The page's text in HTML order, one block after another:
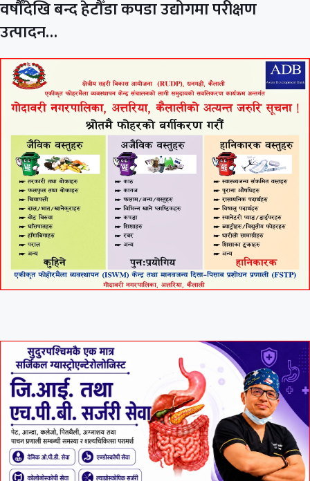
वर्षौँदेखि बन्द हेटौँडा कपडा उद्योगमा परीक्षण
उत्पादन…